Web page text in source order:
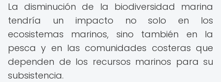
La disminución de la biodiversidad marina
tendría un impacto no solo en los
ecosistemas marinos, sino también en la
pesca y en las comunidades costeras que
dependen de los recursos marinos para su
subsistencia.